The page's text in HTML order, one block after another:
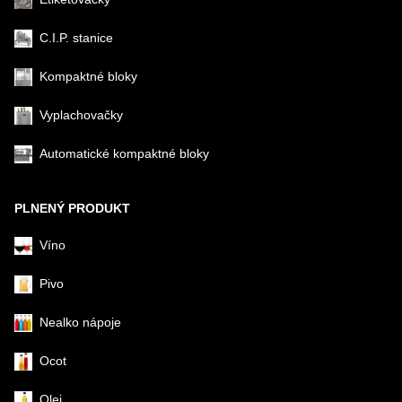
C.I.P. stanice
Kompaktné bloky
Vyplachovačky
Automatické kompaktné bloky
PLNENÝ PRODUKT
Víno
Pivo
Nealko nápoje
Ocot